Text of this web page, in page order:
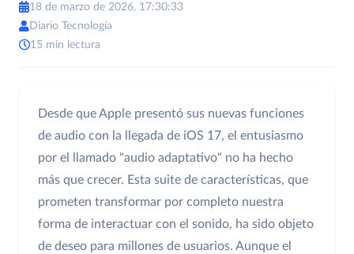
18 de marzo de 2026, 17:30:33
Diario Tecnología
15 min lectura
Desde que Apple presentó sus nuevas funciones
de audio con la llegada de iOS 17, el entusiasmo
por el llamado "audio adaptativo" no ha hecho
más que crecer. Esta suite de características, que
prometen transformar por completo nuestra
forma de interactuar con el sonido, ha sido objeto
de deseo para millones de usuarios. Aunque el